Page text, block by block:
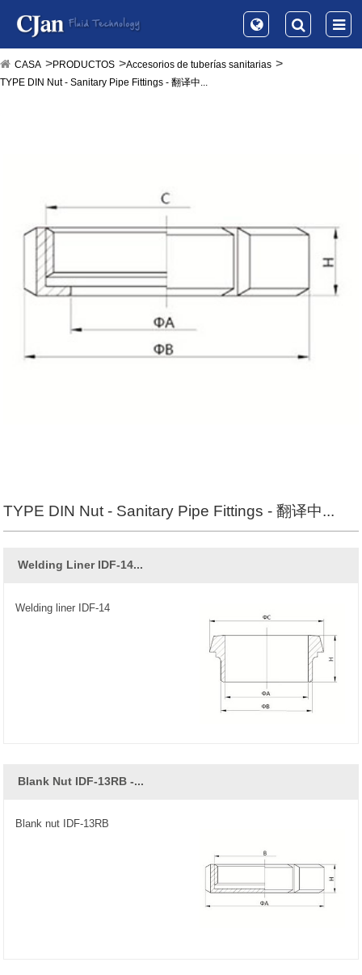
CASA PRODUCTOS
Accesorios de tuberías sanitarias
TYPE DIN Nut - Sanitary Pipe Fittings - 翻译中...
TYPE DIN Nut - Sanitary Pipe Fittings - 翻译中...
Welding Liner IDF-14...
Welding liner IDF-14
Blank Nut IDF-13RB -...
Blank nut IDF-13RB